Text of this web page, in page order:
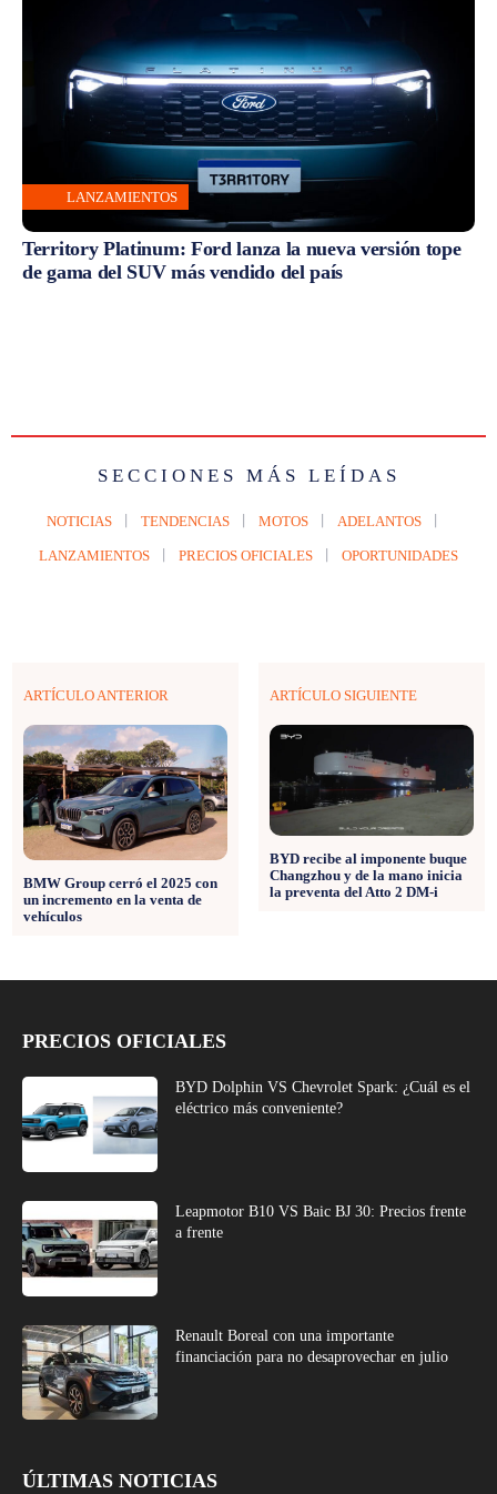
LANZAMIENTOS
Territory Platinum: Ford lanza la nueva versión tope
de gama del SUV más vendido del país
SECCIONES MÁS LEÍDAS
NOTICIAS TENDENCIAS MOTOS ADELANTOS
LANZAMIENTOS PRECIOS OFICIALES OPORTUNIDADES
ARTÍCULO ANTERIOR
BMW Group cerró el 2025 con
un incremento en la venta de
vehículos
ARTÍCULO SIGUIENTE
BYD recibe al imponente buque
Changzhou y de la mano inicia
la preventa del Atto 2 DM-i
PRECIOS OFICIALES
BYD Dolphin VS Chevrolet Spark: ¿Cuál es el
eléctrico más conveniente?
Leapmotor B10 VS Baic BJ 30: Precios frente
a frente
Renault Boreal con una importante
financiación para no desaprovechar en julio
ÚLTIMAS NOTICIAS